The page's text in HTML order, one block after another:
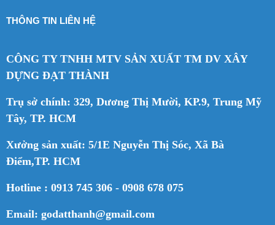
THÔNG TIN LIÊN HỆ
CÔNG TY TNHH MTV SẢN XUẤT TM DV XÂY
DỰNG ĐẠT THÀNH
Trụ sở chính: 329, Dương Thị Mười, KP.9, Trung Mỹ
Tây, TP. HCM
Xưởng sản xuất: 5/1E Nguyễn Thị Sóc, Xã Bà
Điểm,TP. HCM
Hotline : 0913 745 306 - 0908 678 075
Email: godatthanh@gmail.com